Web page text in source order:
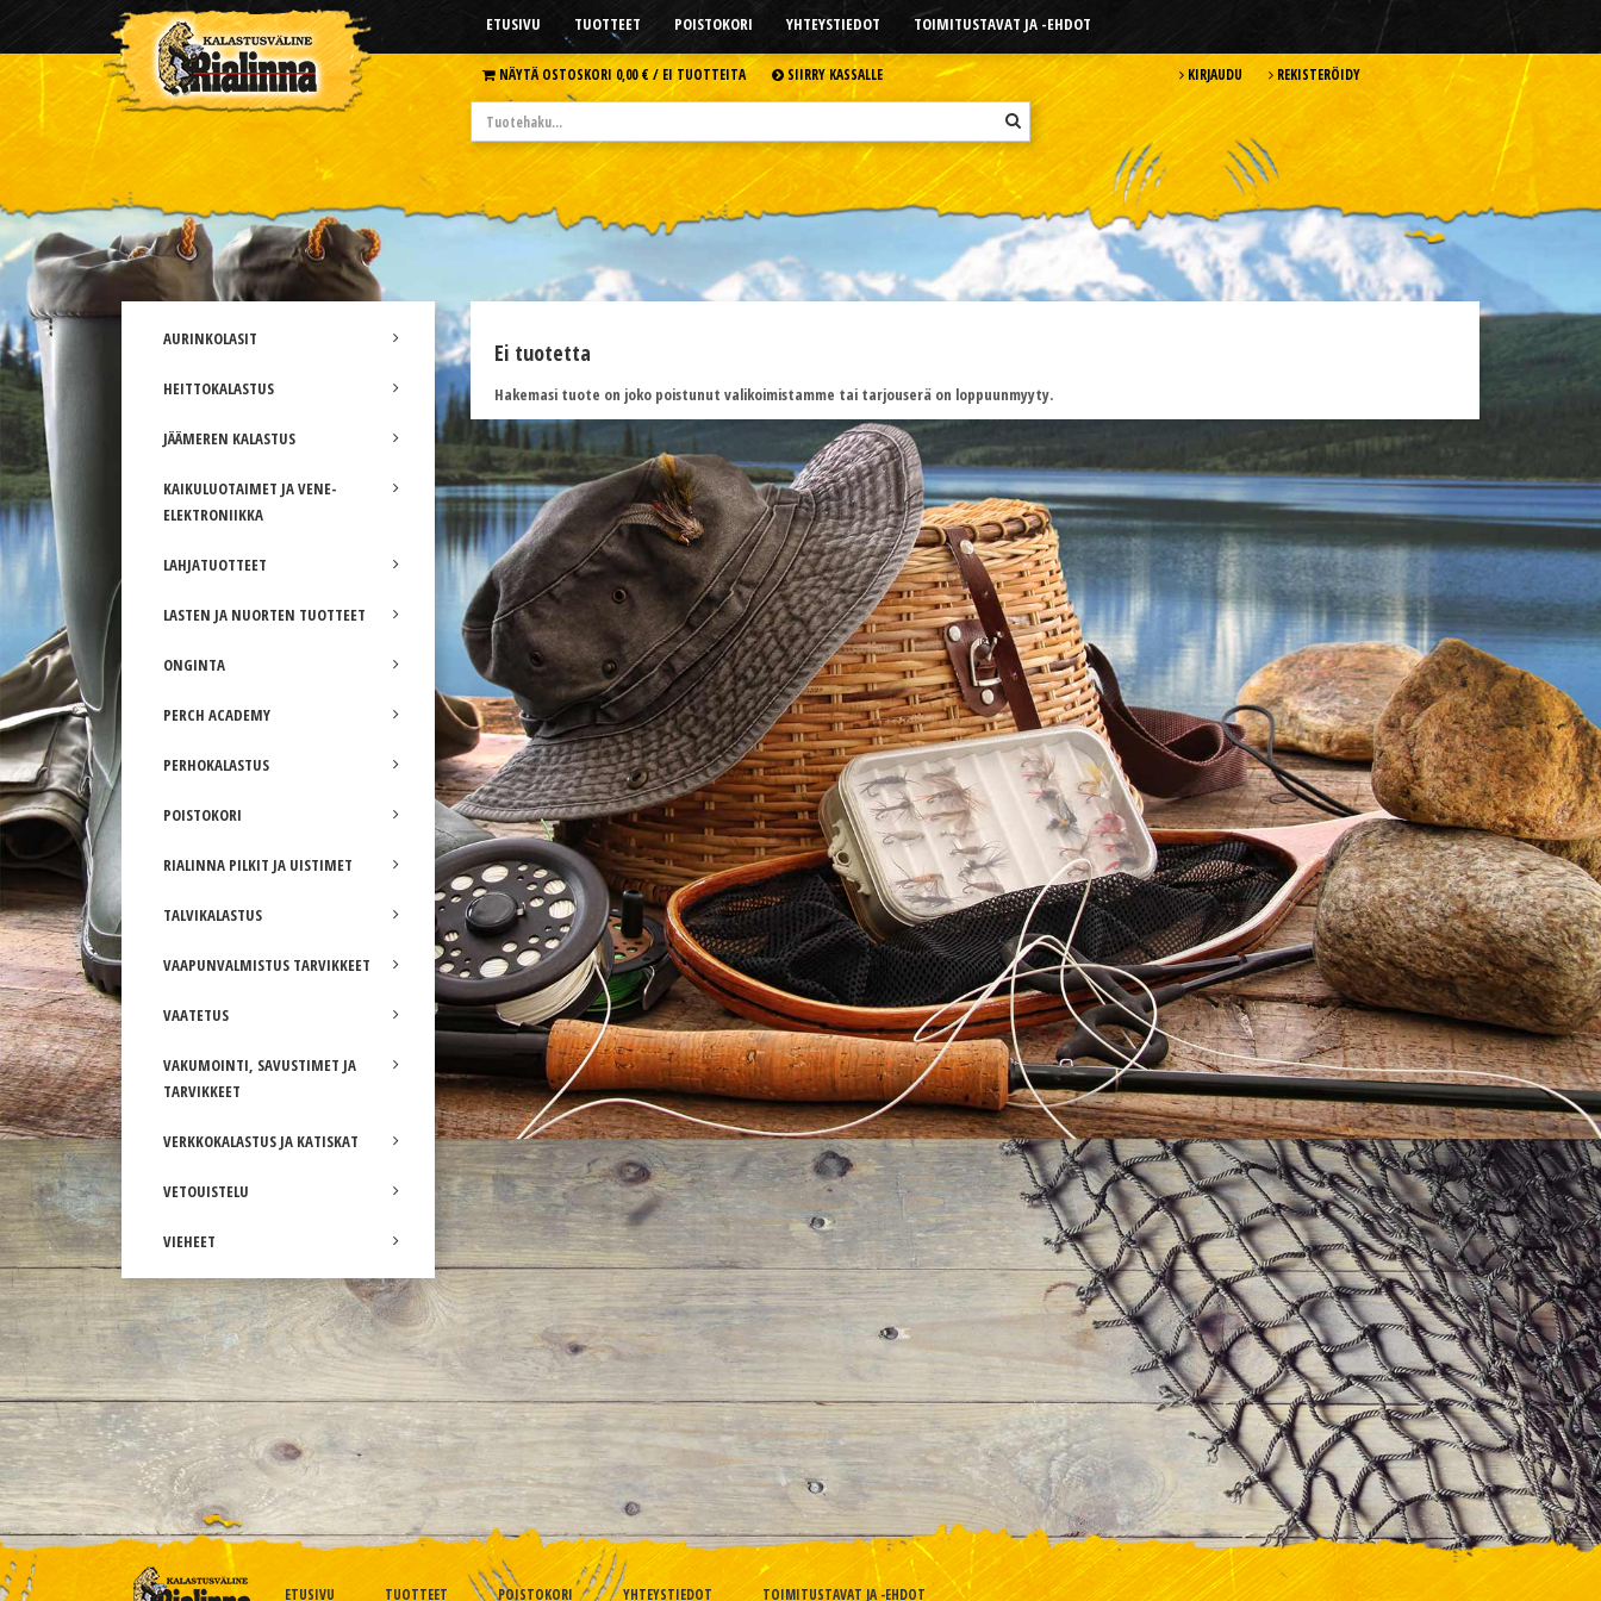
ETUSIVU TUOTTEET POISTOKORI YHTEYSTIEDOT TOIMITUSTAVAT JA -EHDOT
NÄYTÄ OSTOSKORI 0,00 € /EI TUOTTEITA SIIRRY KASSALLE KIRJAUDU REKISTERÖIDY
AURINKOLASIT
HEITTOKALASTUS
JÄÄMEREN KALASTUS
KAIKULUOTAIMET JA VENE-
ELEKTRONIIKKA
LAHJATUOTTEET
LASTEN JA NUORTEN TUOTTEET
ONGINTA
PERCH ACADEMY
PERHOKALASTUS
POISTOKORI
RIALINNA PILKIT JA UISTIMET
TALVIKALASTUS
VAAPUNVALMISTUS TARVIKKEET
VAATETUS
VAKUMOINTI, SAVUSTIMET JA
TARVIKKEET
VERKKOKALASTUS JA KATISKAT
VETOUISTELU
VIEHEET
Ei tuotetta
Hakemasi tuote on joko poistunut valikoimistamme tai tarjouserä on loppuunmyyty.
ETUSIVU TUOTTEET POISTOKORI YHTEYSTIEDOT TOIMITUSTAVAT JA -EHDOT